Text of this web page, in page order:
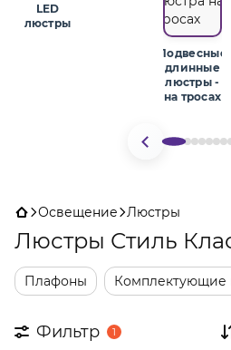
LED
люстры
Подвесные
длинные
люстры -
на тросах
Освещение Люстры
Люстры Стиль
Плафоны Комплектующие
Фильтр 1